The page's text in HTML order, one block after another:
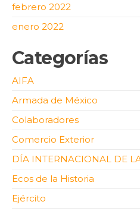
febrero 2022
enero 2022
Categorías
AIFA
Armada de México
Colaboradores
Comercio Exterior
DÍA INTERNACIONAL DE
Ecos de la Historia
Ejército